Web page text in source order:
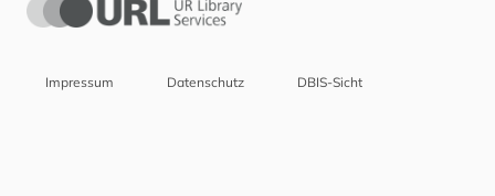
Impressum Datenschutz DBIS-Sicht